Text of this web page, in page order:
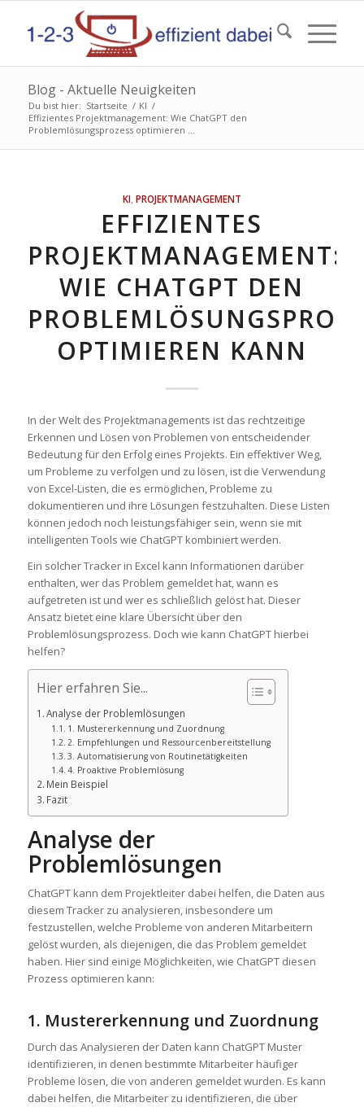
Blog - Aktuelle Neuigkeiten
Du bist hier: Startseite / KI /
Effizientes Projektmanagement: Wie ChatGPT den
Problemlösungsprozess optimieren ...
KI PROJEKTMANAGEMENT
EFFIZIENTES
PROJEKTMANAGEMENT:
WIE CHATGPT DEN
OPTIMIEREN KANN
In der Welt des Projektmanagements ist das rechtzeitige
Erkennen und Lösen von Problemen von entscheidender
Bedeutung für den Erfolg eines Projekts. Ein effektiver Weg,
um Probleme zu verfolgen und zu lösen, ist die Verwendung
von Excel-Listen, die es ermöglichen, Probleme zu
dokumentieren und ihre Lösungen festzuhalten. Diese Listen
können jedoch noch leistungsfähiger sein, wenn sie mit
intelligenten Tools wie ChatGPT kombiniert werden.
Ein solcher Tracker in Excel kann Informationen darüber
enthalten, wer das Problem gemeldet hat, wann es
aufgetreten ist und wer es schließlich gelöst hat. Dieser
Ansatz bietet eine klare Übersicht über den
Problemlösungsprozess. Doch wie kann ChatGPT hierbei
helfen?
Hier erfahren Sie...
Analyse der Problemlösungen
1. Mustererkennung und Zuordnung
2. Empfehlungen und Ressourcenbereitstellung
3. Automatisierung von Routinetätigkeiten
4. Proaktive Problemlösung
Mein Beispiel
Fazit
Analyse der
Problemlösungen
ChatGPT kann dem Projektleiter dabei helfen, die Daten aus
diesem Tracker zu analysieren, insbesondere um
festzustellen, welche Probleme von anderen Mitarbeitern
gelöst wurden, als diejenigen, die das Problem gemeldet
haben. Hier sind einige Möglichkeiten, wie ChatGPT diesen
Prozess optimieren kann:
1. Mustererkennung und Zuordnung
Durch das Analysieren der Daten kann ChatGPT Muster
identifizieren, in denen bestimmte Mitarbeiter häufiger
Probleme lösen, die von anderen gemeldet wurden. Es kann
dabei helfen, die Mitarbeiter zu identifizieren, die über